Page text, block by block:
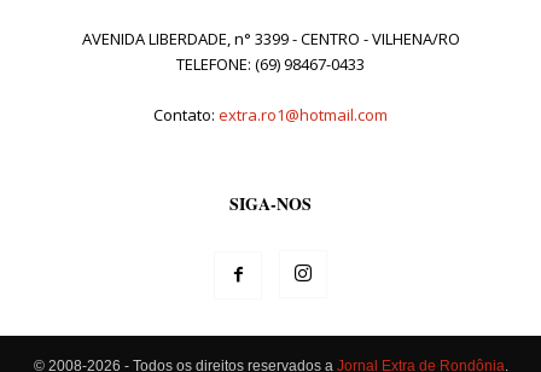
AVENIDA LIBERDADE, n° 3399 - CENTRO - VILHENA/RO
TELEFONE: (69) 98467-0433
Contato: extra.ro1@hotmail.com
SIGA-NOS
© 2008-2026 - Todos os direitos reservados a Jornal Extra de Rondônia.